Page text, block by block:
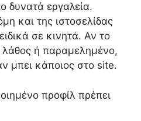
δυνατά εργαλεία.
και της ιστοσελίδας
σε κινητά. Αν το
λάθος ή παραμελημένο,
μπει κάποιος στο site.
προφίλ πρέπει